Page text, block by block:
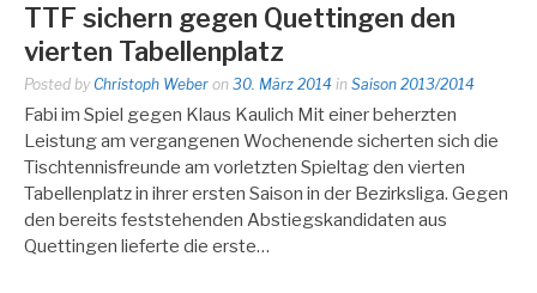
TTF sichern gegen Quettingen den
vierten Tabellenplatz
Posted by Christoph Weber on 30. März 2014 in Saison 2013/2014
Fabi im Spiel gegen Klaus Kaulich Mit einer beherzten
Leistung am vergangenen Wochenende sicherten sich die
Tischtennisfreunde am vorletzten Spieltag den vierten
Tabellenplatz in ihrer ersten Saison in der Bezirksliga. Gegen
den bereits feststehenden Abstiegskandidaten aus
Quettingen lieferte die erste…